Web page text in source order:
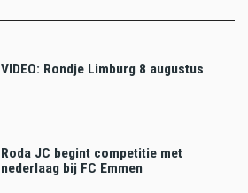
VIDEO: Rondje Limburg 8 augustus
Roda JC begint competitie met
nederlaag bij FC Emmen